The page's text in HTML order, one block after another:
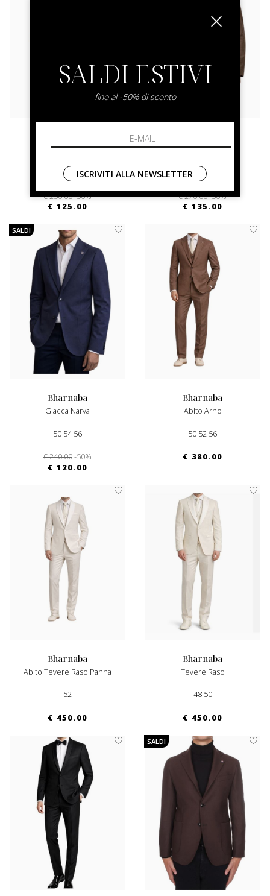
Giacca Como
52 54
€ 250.00-50%
€ 125.00
Mondego Old
54 56
€ 270.00-50%
€ 135.00
SALDI
bharnaba
Giacca Narva
50 54 56
€ 240.00-50%
€ 120.00
bharnaba
Abito Arno
50 52 56
€ 380.00
bharnaba
Abito Tevere Raso Panna
52
€ 450.00
bharnaba
Tevere Raso
48 50
€ 450.00
SALDI
SALDI ESTIVI
fino al -50% di sconto
ISCRIVITI ALLA NEWSLETTER